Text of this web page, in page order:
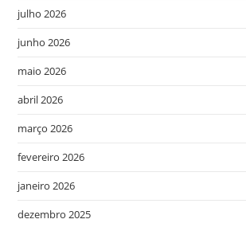
julho 2026
junho 2026
maio 2026
abril 2026
março 2026
fevereiro 2026
janeiro 2026
dezembro 2025